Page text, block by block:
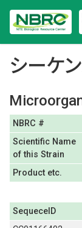
シーケ
NBRC #
Scientific Name
of this Strain
Product etc.
SequeceID